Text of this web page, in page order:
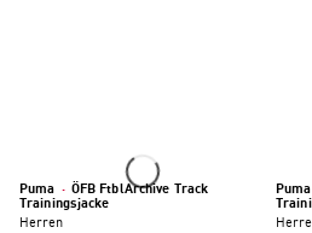
Puma · ÖFB FtblArchive Track
Trainingsjacke
Herren
Puma